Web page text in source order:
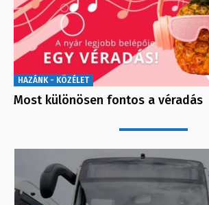
HAZÁNK - KÖZÉLET
Most különösen fontos a véradás